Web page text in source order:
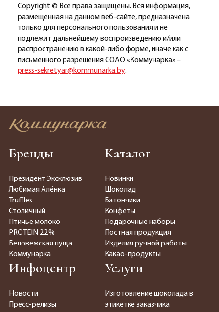
Copyright © Все права защищены. Вся информация,
размещенная на данном веб-сайте, предназначена
только для персонального пользования и не
подлежит дальнейшему воспроизведению и/или
распространению в какой-либо форме, иначе как с
письменного разрешения СОАО «Коммунарка» –
press-sekretyar@kommunarka.by.
Бренды
Президент Эксклюзив
Любимая Алёнка
Truffles
Столичный
Птичье молоко
PROTEIN 22%
Беловежская пуща
Коммунарка
Каталог
Новинки
Шоколад
Батончики
Конфеты
Подарочные наборы
Постная продукция
Изделия ручной работы
Какао-продукты
Инфоцентр
Новости
Пресс-релизы
Услуги
Изготовление шоколада в
этикетке заказчика